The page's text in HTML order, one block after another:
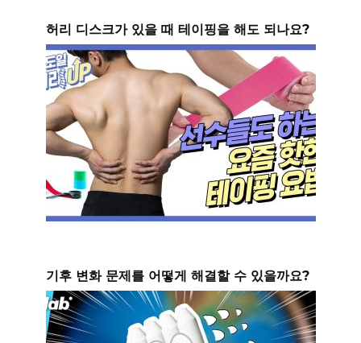
허리 디스크가 있을 때 테이핑을 해도 되나요?
기후 변화 문제를 어떻게 해결할 수 있을까요?